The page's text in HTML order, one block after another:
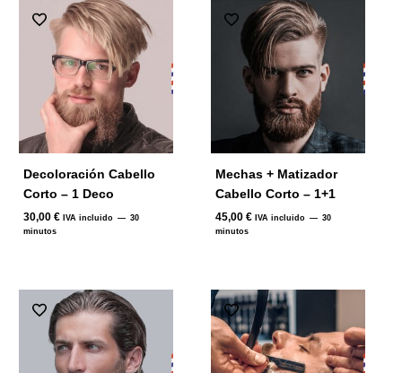
Decoloración Cabello
Corto – 1 Deco
30,00 € IVA incluido
30
minutos
Mechas + Matizador
Cabello Corto – 1+1
45,00 € IVA incluido
30
minutos